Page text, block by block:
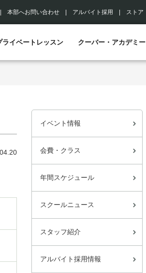
本部へお問い合わせ アルバイト採用 ストア
ライベートレッスン クーバー・アカデミー
イベント情報
会費・クラス
年間スケジュール
スクールニュース
スタッフ紹介
アルバイト採用情報